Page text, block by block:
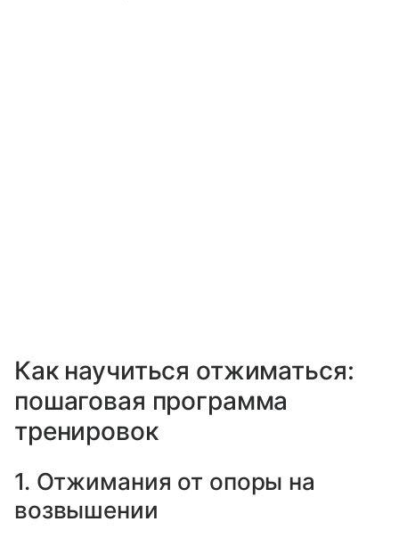
Как научиться отжиматься:
пошаговая программа
тренировок
1. Отжимания от опоры на
возвышении